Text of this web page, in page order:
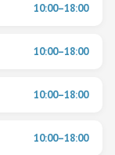
10:00–18:00
10:00–18:00
10:00–18:00
10:00–18:00